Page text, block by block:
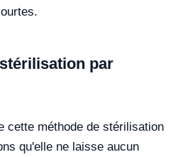
par
cette méthode de stérilisation
qu'elle ne laisse aucun